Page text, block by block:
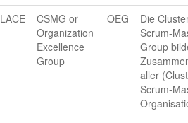
LACE
CSMG or
Organization
Excellence
Group
OEG
Die
Scrum-
Group
aller
Scrum-